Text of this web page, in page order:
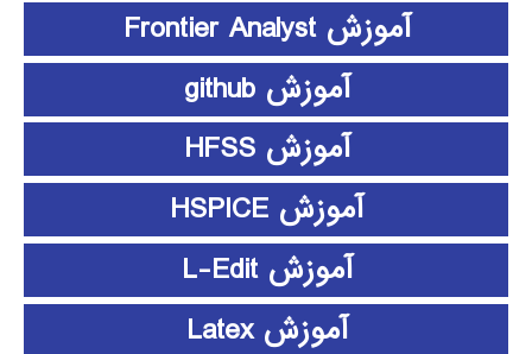
آموزش Frontier Analyst
آموزش github
آموزش HFSS
آموزش HSPICE
آموزش L-Edit
آموزش Latex